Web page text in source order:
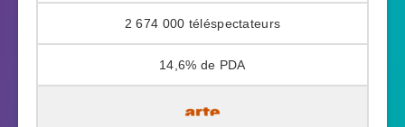
2 674 000
14,6%